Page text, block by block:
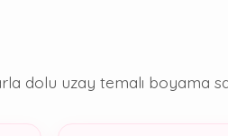
dolu uzay temalı boyama